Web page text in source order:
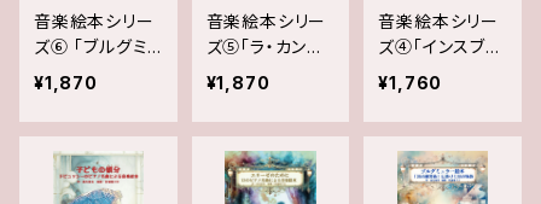
音楽絵本シリー
ズ⑥ 「ブルグミ
ュラー絵本: 『18
の練習曲』に基
づく18の物語」
¥1,870
音楽絵本シリー
ズ⑤「ラ・カンパ
ネラ～12のピア
ノ名曲による音
楽絵本～」
¥1,870
音楽絵本シリー
ズ④「インスブル
ックよ、さらば～
リュートの音色
と共に楽しむ12
の物語」
¥1,760